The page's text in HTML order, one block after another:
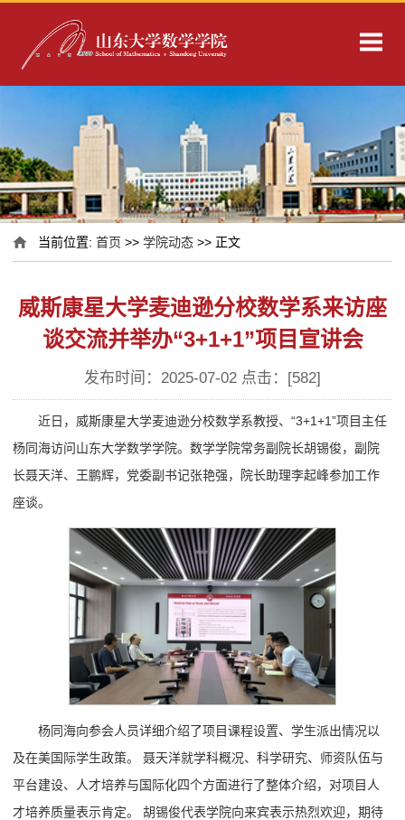
当前位置:首页 >>学院动态 >> 正文
威斯康星大学麦迪逊分校数学系来访座
谈交流并举办“3+1+1”项目宣讲会
发布时间：2025-07-02 点击：[582]
近日，威斯康星大学麦迪逊分校数学系教授、“3+1+1”项目主任
杨同海访问山东大学数学学院。数学学院常务副院长胡锡俊，副院
长聂天洋、王鹏辉，党委副书记张艳强，院长助理李起峰参加工作
座谈。
杨同海向参会人员详细介绍了项目课程设置、学生派出情况以
及在美国际学生政策。 聂天洋就学科概况、科学研究、师资队伍与
平台建设、人才培养与国际化四个方面进行了整体介绍，对项目人
才培养质量表示肯定。 胡锡俊代表学院向来宾表示热烈欢迎，期待